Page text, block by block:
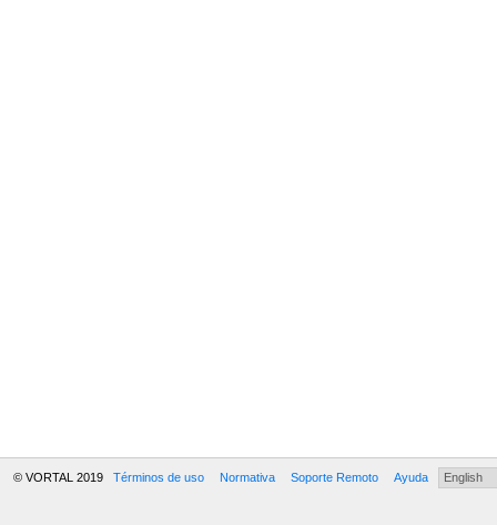
© VORTAL 2019 Términos de uso Normativa Soporte Remoto Ayuda